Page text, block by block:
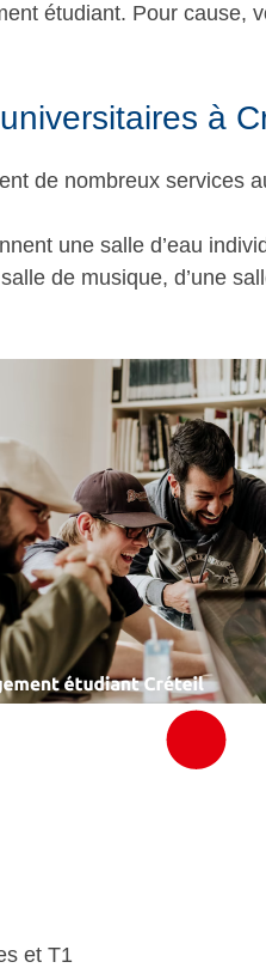
étudiant. Pour cause,
à
de nombreux services
une salle d’eau
de musique, d’une
et T1